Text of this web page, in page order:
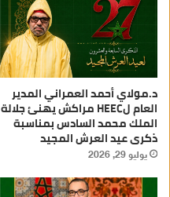
د.مولاي أحمد العمراني المدير
العام لHEEC مراكش يهنئ جلالة
الملك محمد السادس بمناسبة
ذكرى عيد العرش المجيد
يوليو 29, 2026